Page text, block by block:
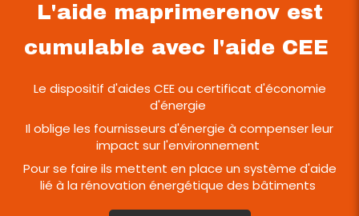
L'aide maprimerenov est
cumulable avec l'aide CEE
Le dispositif d'aides CEE ou certificat d'économie
d'énergie
Il oblige les fournisseurs d'énergie à compenser leur
impact sur l'environnement
Pour se faire ils mettent en place un système d'aide
lié à la rénovation énergétique des bâtiments